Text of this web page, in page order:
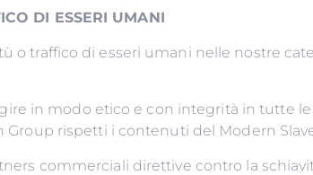
DI ESSERI UMANI
o traffico di esseri umani nelle nostre
in modo etico e con integrità in tutte
rispetti i contenuti del Modern
commerciali direttive contro la